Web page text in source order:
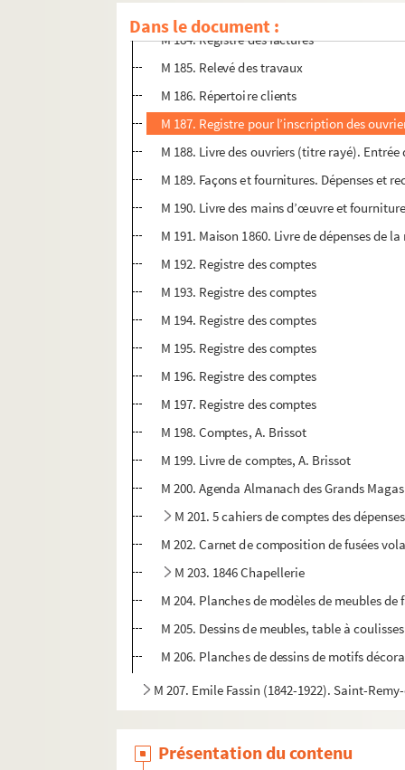
Dans le document :
M 184. Registre des factures
M 185. Relevé des travaux
M 186. Répertoire clients
M 187. Registre pour l’inscription des
M 188. Livre des ouvriers (titre rayé).
M 189. Façons et fournitures. Dépenses et
M 190. Livre des mains d’œuvre et
M 191. Maison 1860. Livre de dépenses de
M 192. Registre des comptes
M 193. Registre des comptes
M 194. Registre des comptes
M 195. Registre des comptes
M 196. Registre des comptes
M 197. Registre des comptes
M 198. Comptes, A. Brissot
M 199. Livre de comptes, A. Brissot
M 200. Agenda Almanach des Grands
M 201. 5 cahiers de comptes des
M 202. Carnet de composition de fusées
M 203. 1846 Chapellerie
M 204. Planches de modèles de meubles
M 205. Dessins de meubles, table à
M 206. Planches de dessins de motifs
M 207. Emile Fassin (1842-1922). Saint-
Présentation du contenu